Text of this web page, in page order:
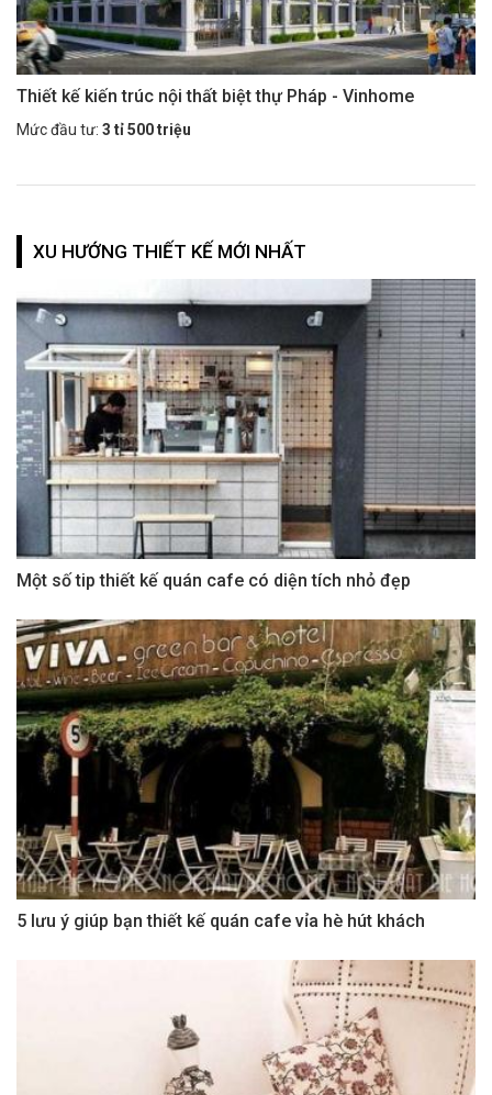
Thiết kế kiến trúc nội thất biệt thự Pháp - Vinhome
Mức đầu tư: 3 tỉ 500 triệu
XU HƯỚNG THIẾT KẾ MỚI NHẤT
Một số tip thiết kế quán cafe có diện tích nhỏ đẹp
5 lưu ý giúp bạn thiết kế quán cafe vỉa hè hút khách